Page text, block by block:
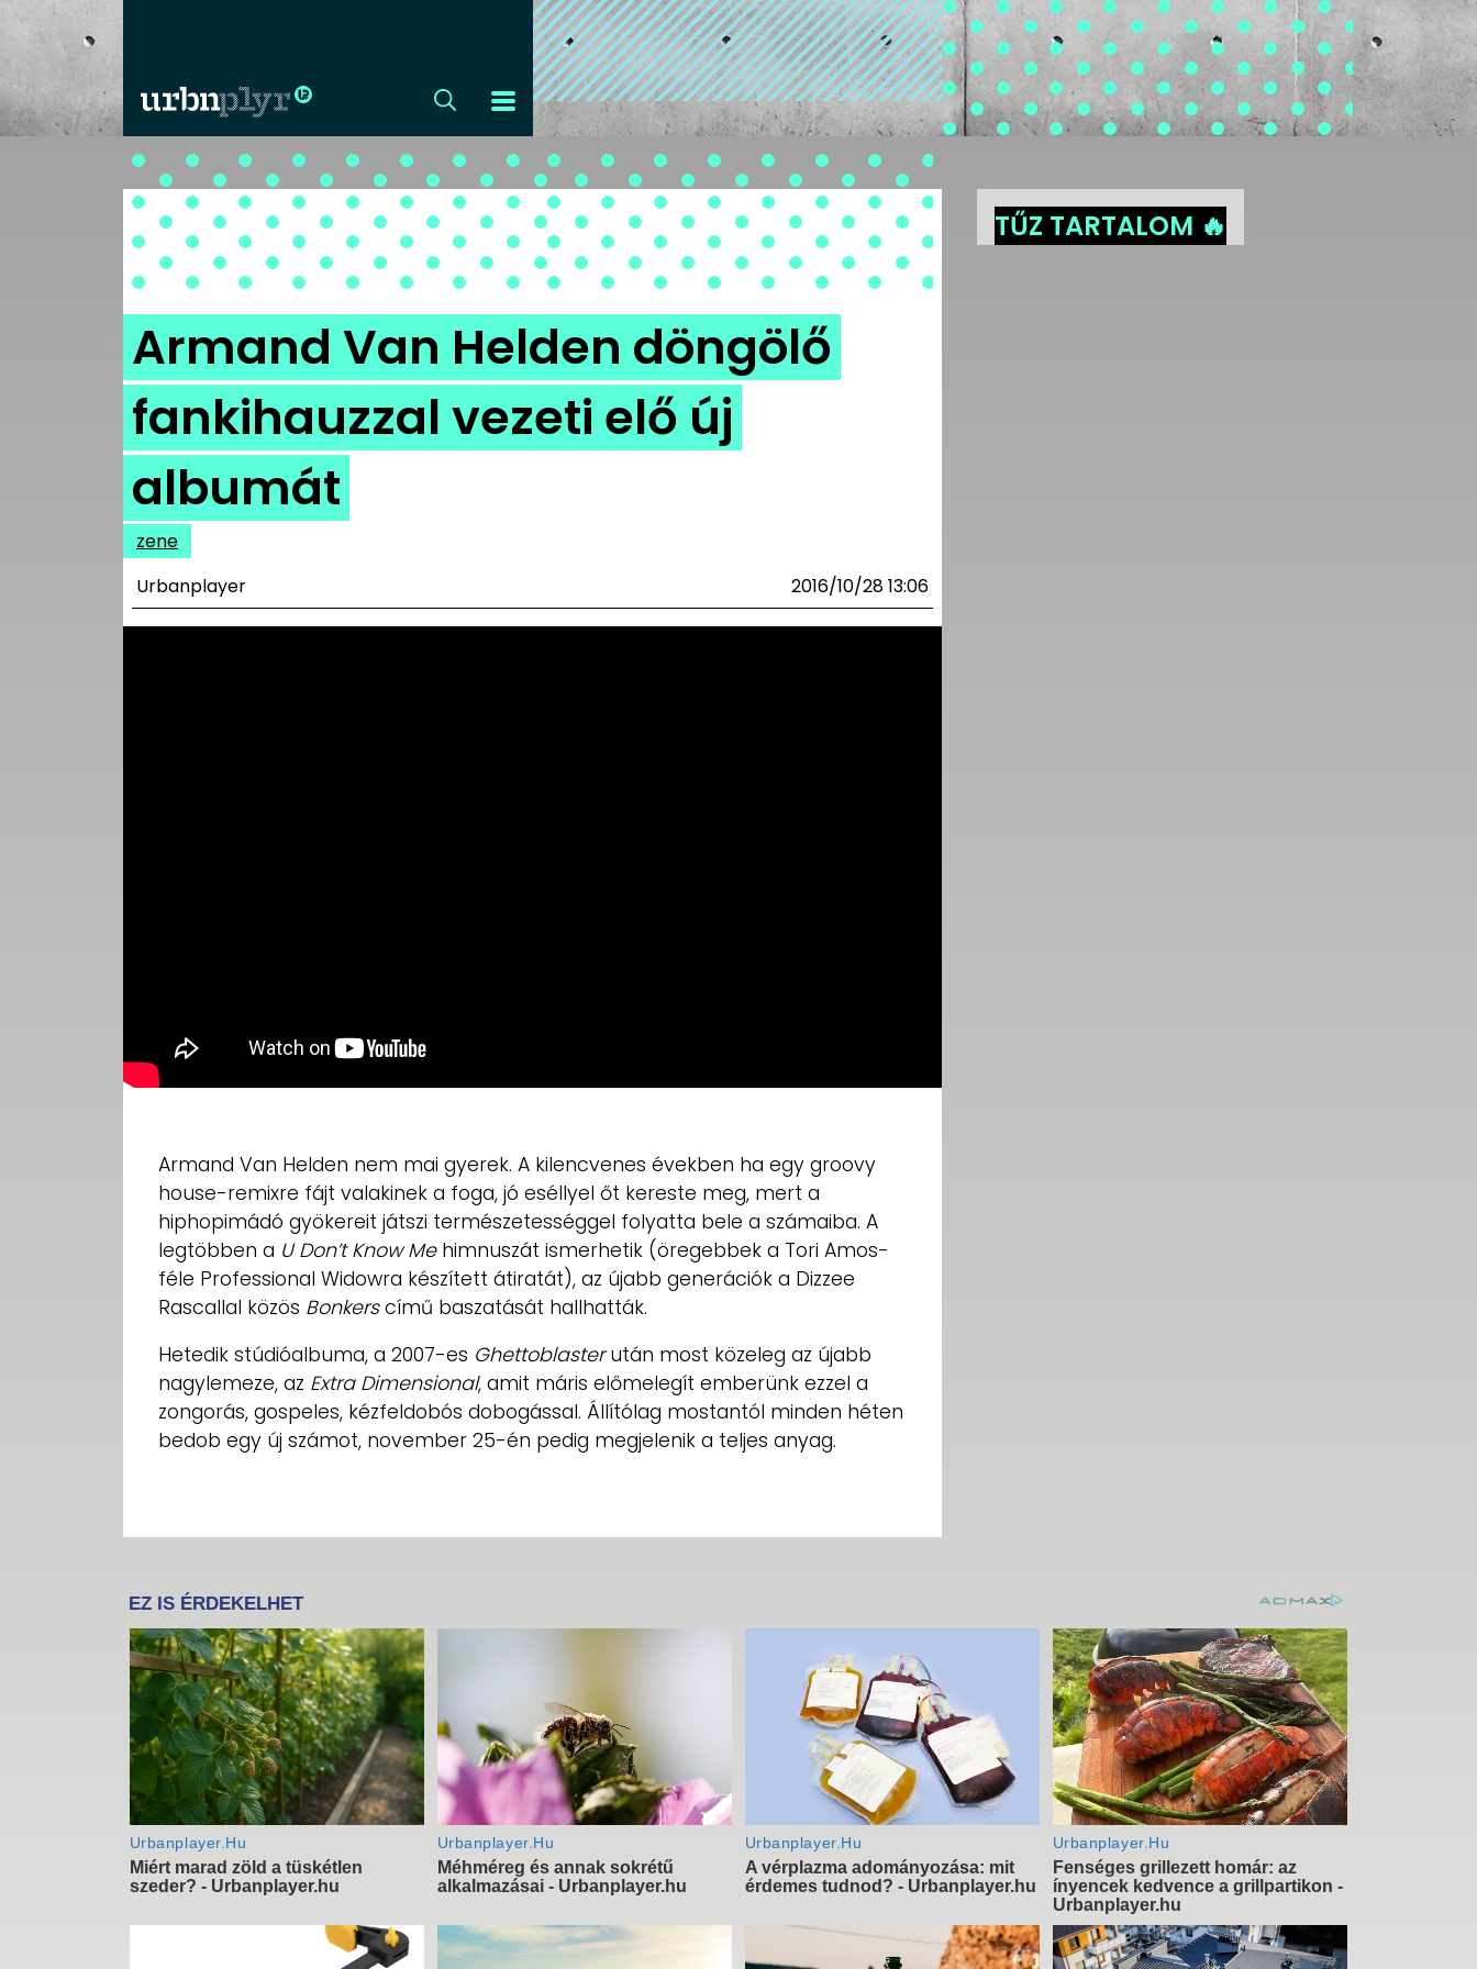
CÍMLAP
DIZÁJN
DIVAT
HIP
KULT
UTCA
MÉDIAAJÁNLAT
IMPRESSZUM
Armand Van Helden döngölő
fankihauzzal vezeti elő új
albumát
zene
Urbanplayer
2016/10/28 13:06
Armand Van Helden nem mai gyerek. A kilencvenes években ha egy groovy
house-remixre fájt valakinek a foga, jó eséllyel őt kereste meg, mert a
hiphopimádó gyökereit játszi természetességgel folyatta bele a számaiba. A
legtöbben a U Don’t Know Mehimnuszát ismerhetik (öregebbek a Tori Amos-
féle Professional Widowra készített átiratát), az újabb generációk a Dizzee
Rascallal közös Bonkerscímű baszatását hallhatták.
Hetedik stúdióalbuma, a 2007-es Ghettoblasterután most közeleg az újabb
nagylemeze, az Extra Dimensional, amit máris előmelegít emberünk ezzel a
zongorás, gospeles, kézfeldobós dobogással. Állítólag mostantól minden héten
bedob egy új számot, november 25-én pedig megjelenik a teljes anyag.
TŰZ TARTALOM 🔥